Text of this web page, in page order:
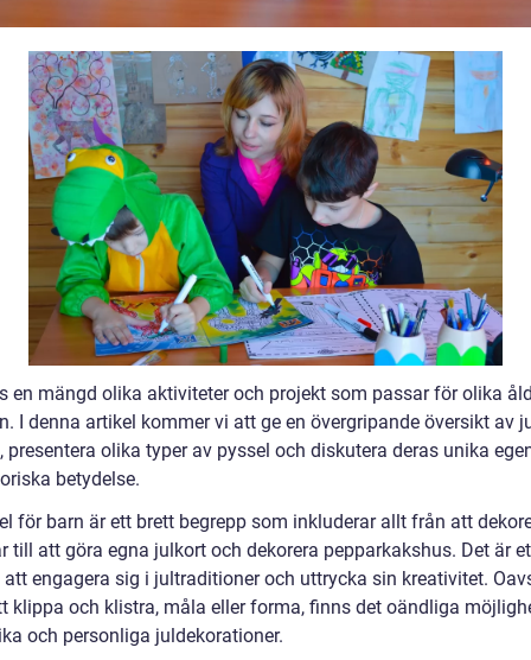
en mängd olika aktiviteter och projekt som passar för olika
I denna artikel kommer vi att ge en övergripande översikt av
presentera olika typer av pyssel och diskutera deras unika
betydelse.
för barn är ett brett begrepp som inkluderar allt från att
till att göra egna julkort och dekorera pepparkakshus. Det är
engagera sig i jultraditioner och uttrycka sin kreativitet.
klippa och klistra, måla eller forma, finns det oändliga
och personliga juldekorationer.